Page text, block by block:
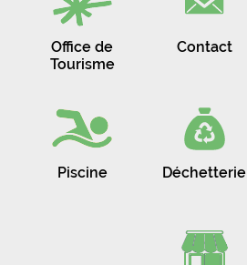
Office de
Tourisme
Contact
Piscine Déchetterie